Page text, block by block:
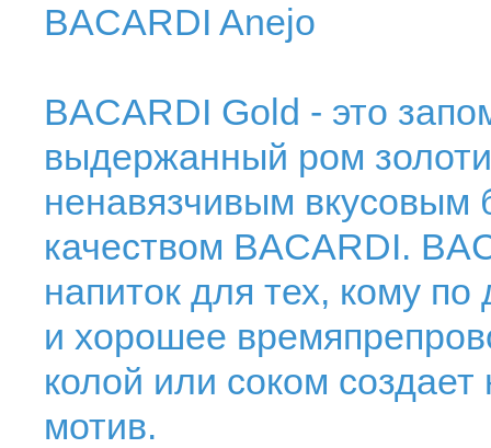
BACARDI Anejo
BACARDI Gold - это
выдержанный ром
ненавязчивым вкусовым
качеством BACARDI.
напиток для тех, кому
и хорошее
колой или соком
мотив.